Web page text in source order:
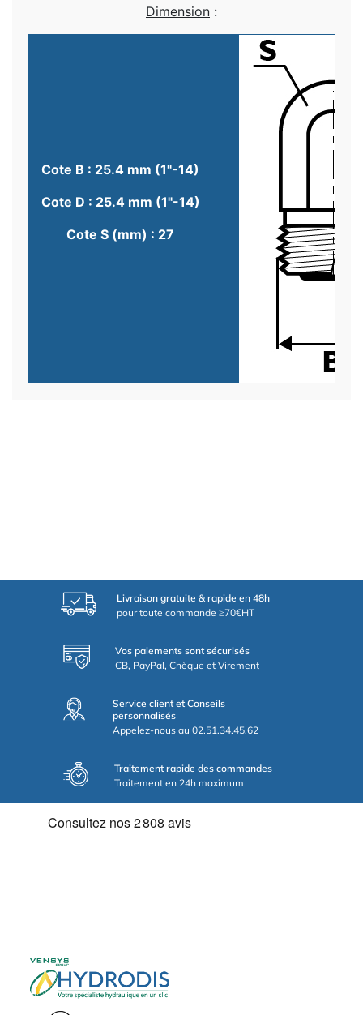
Dimension :
Cote B : 25.4 mm (1"-14)
Cote D : 25.4 mm (1"-14)
Cote S (mm) : 27
Livraison gratuite & rapide en 48h
pour toute commande ≥70€HT
Vos paiements sont sécurisés
CB, PayPal, Chèque et Virement
Service client et Conseils
personnalisés
Appelez-nous au 02.51.34.45.62
Traitement rapide des commandes
Traitement en 24h maximum